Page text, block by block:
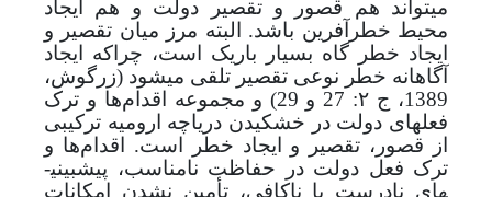
می­تواند هم قصور و تقصیر دولت و هم ایجاد
محیط خطرآفرین باشد.
البته مرز میان تقصیر و
ایجاد خطر گاه بسیار باریک است، چراکه ایجاد
آگاهانه خطر نوعی تقصیر تلقی می­شود (زرگوش،
1389، ج ۲: 27 و 29
) و مجموعه اقدام‌ها و ترک
فعل­های دولت در خشکیدن دریاچه ارومیه ترکیبی
از قصور، تقصیر و ایجاد خطر است.
اقدام‌ها و
ترک فعل دولت در حفاظت نامناسب، پیش­بینی­
های نادرست یا ناکافی، تأمین نشدن امکانات